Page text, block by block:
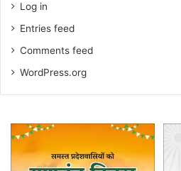
Log in
Entries feed
Comments feed
WordPress.org